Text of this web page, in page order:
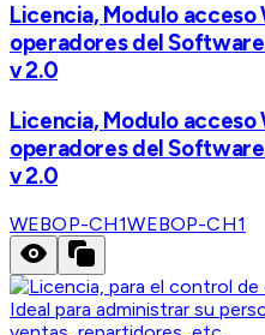
Licencia, Modulo acceso
operadores del
v 2.0
Licencia, Modulo acceso
operadores del
v 2.0
WEBOP-CH1WEBOP-CH1